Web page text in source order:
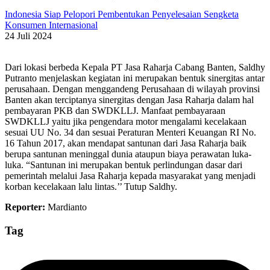
Indonesia Siap Pelopori Pembentukan Penyelesaian Sengketa
Konsumen Internasional
24 Juli 2024
Dari lokasi berbeda Kepala PT Jasa Raharja Cabang Banten, Saldhy
Putranto menjelaskan kegiatan ini merupakan bentuk sinergitas antar
perusahaan. Dengan menggandeng Perusahaan di wilayah provinsi
Banten akan terciptanya sinergitas dengan Jasa Raharja dalam hal
pembayaran PKB dan SWDKLLJ. Manfaat pembayaraan
SWDKLLJ yaitu jika pengendara motor mengalami kecelakaan
sesuai UU No. 34 dan sesuai Peraturan Menteri Keuangan RI No.
16 Tahun 2017, akan mendapat santunan dari Jasa Raharja baik
berupa santunan meninggal dunia ataupun biaya perawatan luka-
luka. “Santunan ini merupakan bentuk perlindungan dasar dari
pemerintah melalui Jasa Raharja kepada masyarakat yang menjadi
korban kecelakaan lalu lintas.’’ Tutup Saldhy.
Reporter: Mardianto
Tag